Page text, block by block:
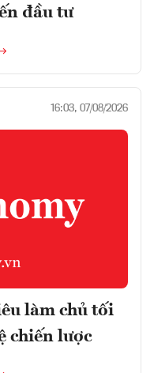
đầu tư
16:03, 07/08/2026
làm chủ tối
chiến lược